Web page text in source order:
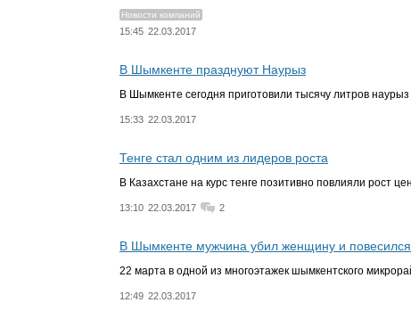
Новости компаний
15:45 22.03.2017
В Шымкенте празднуют Наурыз
В Шымкенте сегодня приготовили тысячу литров
15:33 22.03.2017
Тенге стал одним из лидеров роста
В Казахстане на курс тенге позитивно повлияли рост
13:10 22.03.2017 2
В Шымкенте мужчина убил женщину и повесился
22 марта в одной из многоэтажек шымкентского
12:49 22.03.2017